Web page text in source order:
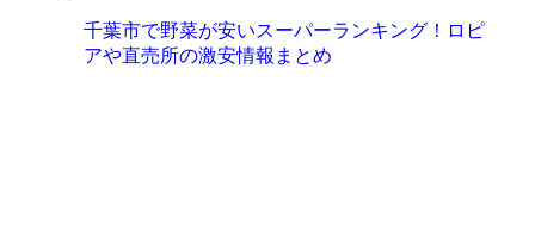
千葉市で野菜が安いスーパーランキング！ロピ
アや直売所の激安情報まとめ